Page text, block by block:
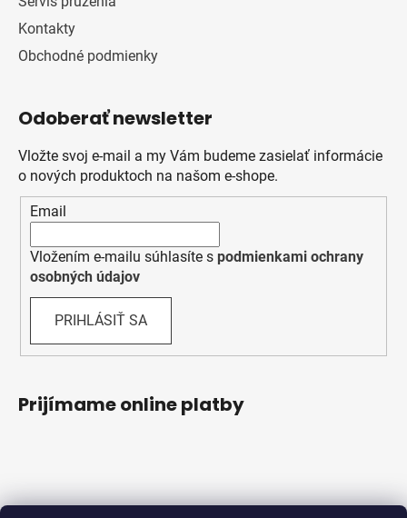
Kontakty
Obchodné podmienky
Odoberať newsletter
Vložte svoj e-mail a my Vám budeme zasielať informácie
o nových produktoch na našom e-shope.
Email
Vložením e-mailu súhlasíte s podmienkami ochrany
osobných údajov
PRIHLÁSIŤ SA
Prijímame online platby